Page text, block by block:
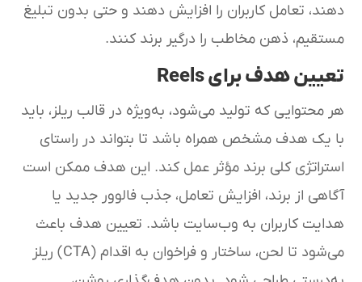
دهند، تعامل کاربران را افزایش دهند و حتی بدون تبلیغ
مستقیم، ذهن مخاطب را درگیر برند کنند.
تعیین هدف برای Reels
هر محتوایی که تولید می‌شود، به‌ویژه در قالب ریلز، باید
با یک هدف مشخص همراه باشد تا بتواند در راستای
استراتژی کلی برند مؤثر عمل کند. این هدف ممکن است
آگاهی از برند، افزایش تعامل، جذب فالوور جدید یا
هدایت کاربران به وب‌سایت باشد. تعیین هدف باعث
می‌شود تا لحن، ساختار و فراخوان به اقدام (CTA) ریلز